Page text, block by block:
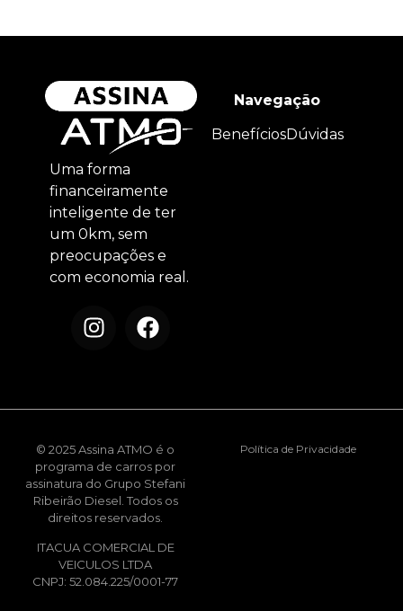
Uma forma
financeiramente
inteligente de ter
um 0km, sem
preocupações e
com economia real.
Navegação
BenefíciosDúvidas
© 2025 Assina ATMO é o
programa de carros por
assinatura do Grupo Stefani
Ribeirão Diesel. Todos os
direitos reservados.
ITACUA COMERCIAL DE
VEICULOS LTDA
CNPJ: 52.084.225/0001-77
Política de Privacidade